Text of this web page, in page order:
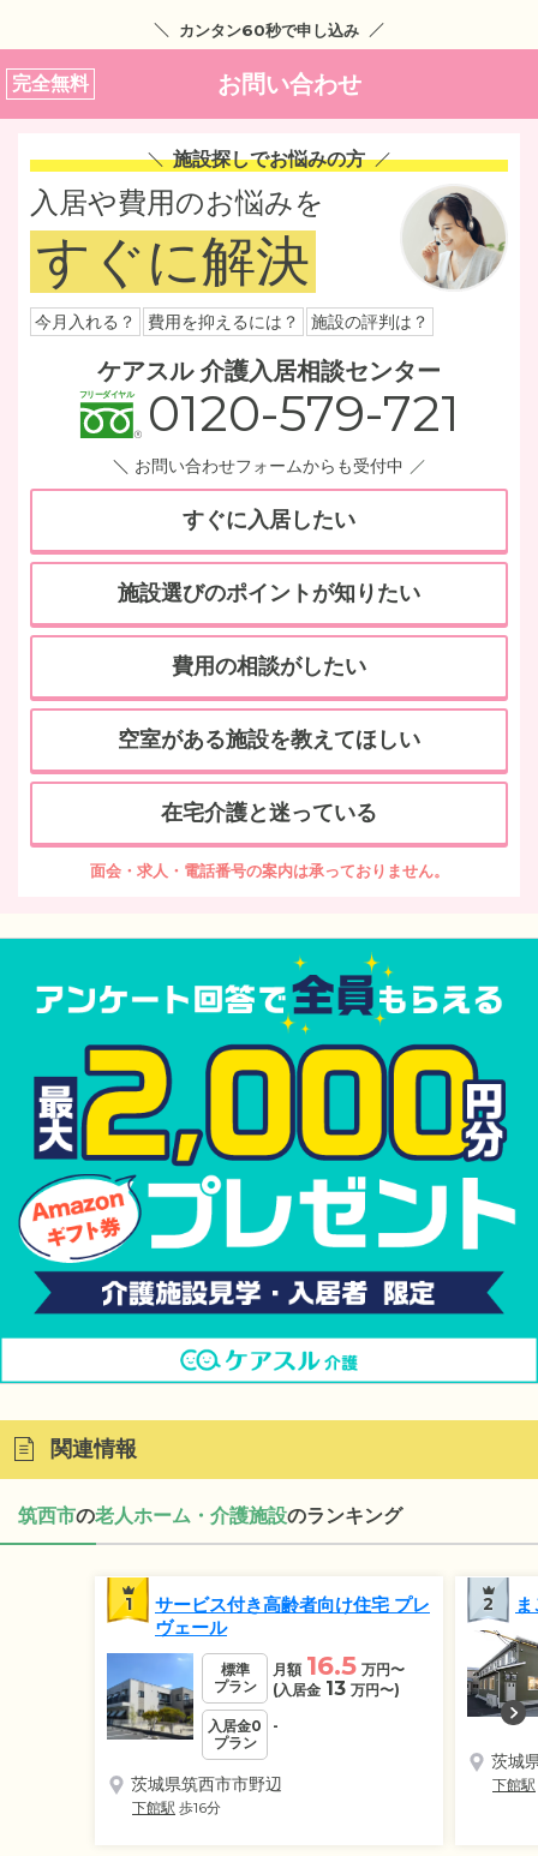
カンタン60秒で申し込み
完全無料 お問い合わせ
施設探しでお悩みの方
入居や費用のお悩みを
すぐに解決
今月入れる？ 費用を抑えるには？ 施設の評判は？
ケアスル 介護入居相談センター
0120-579-721
お問い合わせフォームからも受付中
すぐに入居したい
施設選びのポイントが知りたい
費用の相談がしたい
空室がある施設を教えてほしい
在宅介護と迷っている
面会・求人・電話番号の案内は承っておりません。
関連情報
筑西市の老人ホーム・介護施設のランキング
1
サービス付き高齢者向け住宅 プレ
ヴェール
標準
プラン
月額 16.5 万円〜
(入居金 13 万円〜)
入居金0
プラン
-
茨城県筑西市市野辺
下館駅 歩16分
2
茨城
下館駅